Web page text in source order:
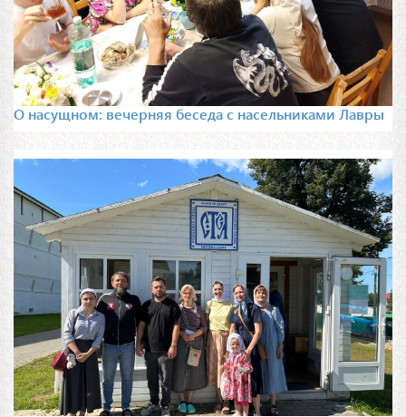
О насущном: вечерняя беседа с насельниками Лавры